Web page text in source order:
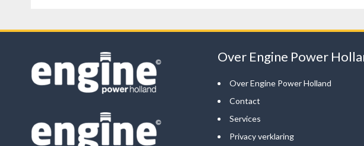
Over Engine Power
Over Engine Power Holland
Contact
Services
Privacy verklaring